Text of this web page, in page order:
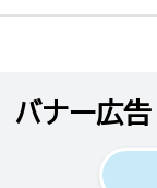
バナー広告